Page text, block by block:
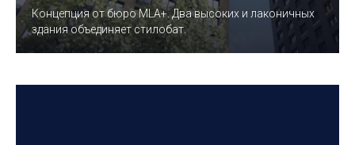
Концепция от бюро MLA+. Два высоких и лаконичных
здания объединяет стилобат.